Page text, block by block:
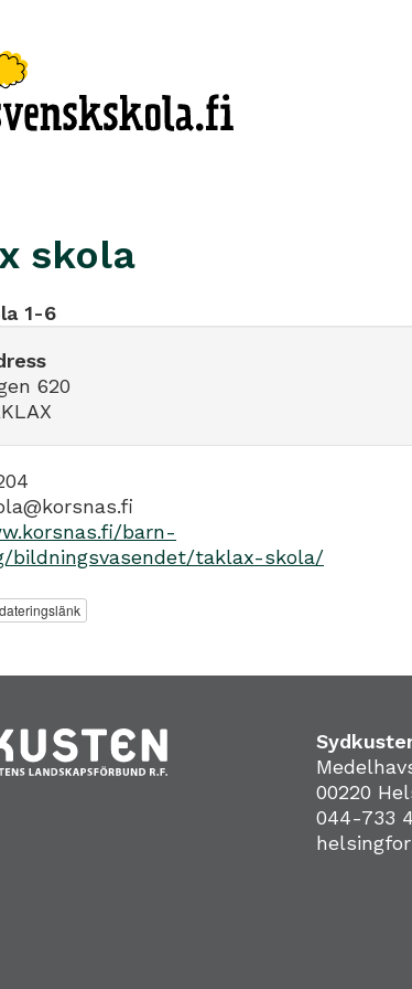
skola
1-6
620
barn-
bildningsvasendet/taklax-skola/
00220
044-733